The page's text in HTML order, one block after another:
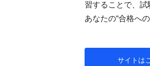
習することで、試
あなたの“合格へ
サイトは